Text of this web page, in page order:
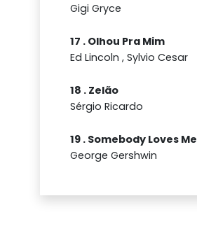
Gigi Gryce
17 . Olhou Pra Mim
Ed Lincoln , Sylvio Cesar
18 . Zelão
Sérgio Ricardo
19 . Somebody Loves Me
George Gershwin